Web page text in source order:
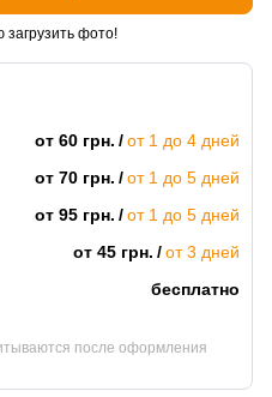
от 60 грн.
от 1 до 4 дней
от 70 грн.
от 1 до 5 дней
от 95 грн.
от 1 до 5 дней
от 45 грн.
от 3 дней
бесплатно
после оформления
фото!